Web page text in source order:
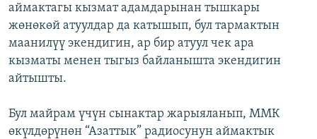
ЫҢГАЙСЫЗ СУРООЛОР
ЭЕ/АРнун бардык сайттары
аймактагы кызмат адамдарынан тышкары
жөнөкөй атуулдар да катышып, бул тармактын
маанилүү экендигин, ар бир атуул чек ара
кызматы менен тыгыз байланышта экендигин
айтышты.
Бул майрам үчүн сынактар жарыяланып, ММК
өкүлдөрүнөн “Азаттык” радиосунун аймактык